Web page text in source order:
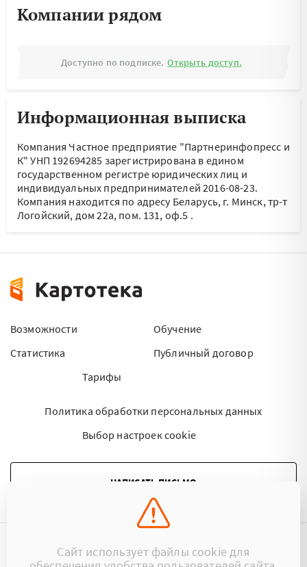
Компании рядом
Доступно по подписке. Открыть доступ.
Информационная выписка
Компания Частное предприятие "Партнеринфопресс и
К" УНП 192694285 зарегистрирована в едином
государственном регистре юридических лиц и
индивидуальных предпринимателей 2016-08-23.
Компания находится по адресу Беларусь, г. Минск, тр-т
Логойский, дом 22а, пом. 131, оф.5 .
Возможности
Статистика
Тарифы
Обучение
Публичный договор
Политика обработки персональных данных
Выбор настроек cookie
НАПИСАТЬ ПИСЬМО
©2015 - 2026 Kartoteka.by Все права защищены.
Сайт использует файлы cookie для